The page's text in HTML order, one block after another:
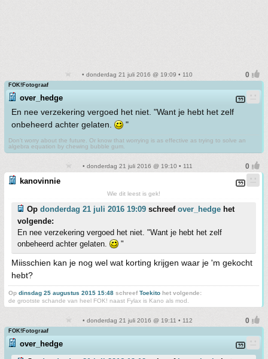
• donderdag 21 juli 2016 @ 19:09 • 110
FOK!Fotograaf
over_hedge
En nee verzekering vergoed het niet. "Want je hebt het zelf
onbeheerd achter gelaten.
"
Don't worry about the future. Or know that worrying is as effective as trying to solve an
algebra equation by chewing bubble gum.
• donderdag 21 juli 2016 @ 19:10 • 111
kanovinnie
Wie dit leest is gek!
Op donderdag 21 juli 2016 19:09 schreef over_hedge het
volgende:
En nee verzekering vergoed het niet. "Want je hebt het zelf
onbeheerd achter gelaten.
"
Miisschien kan je nog wel wat korting krijgen waar je 'm gekocht
hebt?
Op dinsdag 25 augustus 2015 15:48 schreefToekito het volgende:
de grootste schande van heel FOK! naast Fylax is Kano als mod.
• donderdag 21 juli 2016 @ 19:11 • 112
FOK!Fotograaf
over_hedge